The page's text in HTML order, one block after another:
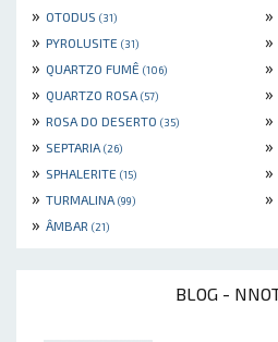
» OTODUS (31) »
» PYROLUSITE (31) »
» QUARTZO FUMÊ (106) »
» QUARTZO ROSA (57) »
» ROSA DO DESERTO (35) »
» SEPTARIA (26) »
» SPHALERITE (15) »
» TURMALINA (99) »
» ÂMBAR (21)
BLOG -